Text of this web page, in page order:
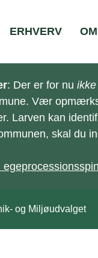
ERHVERV
: Der er for nu ikke
Vær
Larven kan
skal du
og Miljøudvalget